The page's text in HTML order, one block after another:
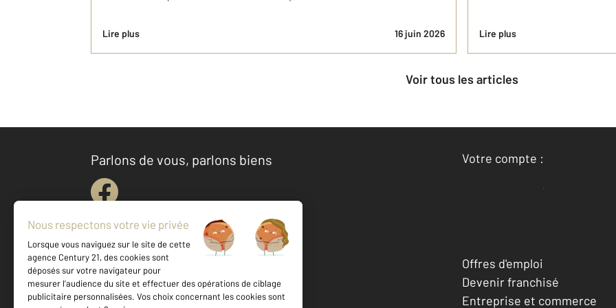
Lire plus 16 juin 2026 Lire plus
Voir tous les articles
Parlons de vous, parlons biens
Votre compte :
Accéder à mon compte
Offres d'emploi
Devenir franchisé
Entreprise et commerce